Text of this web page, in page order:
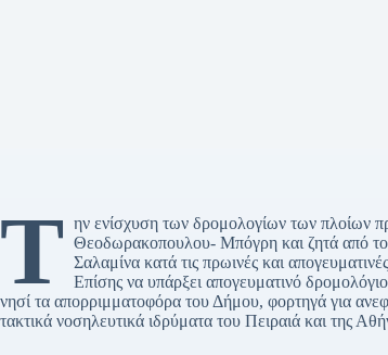
Τ ην ενίσχυση των δρομολογίων των πλοίων
Θεοδωρακοπουλου- Μπόγρη και ζητά από το
Σαλαμίνα κατά τις πρωινές και
Επίσης να υπάρξει απογευματινό
νησί τα απορριμματοφόρα του Δήμου, φορτηγά για
τακτικά νοσηλευτικά ιδρύματα του Πειραιά και της